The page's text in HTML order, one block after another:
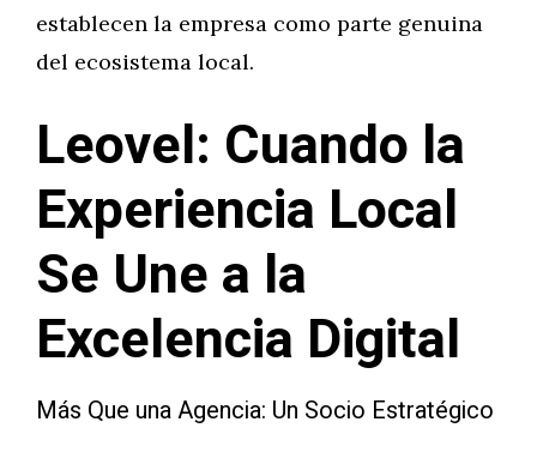
establecen la empresa como parte genuina
del ecosistema local.
Leovel: Cuando la
Experiencia Local
Se Une a la
Excelencia Digital
Más Que una Agencia: Un Socio Estratégico